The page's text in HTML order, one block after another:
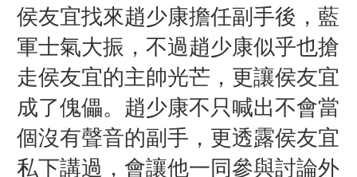
侯友宜找來趙少康擔任副手後，藍
軍士氣大振，不過趙少康似乎也搶
走侯友宜的主帥光芒，更讓侯友宜
成了傀儡。趙少康不只喊出不會當
個沒有聲音的副手，更透露侯友宜
私下講過，會讓他一同參與討論外